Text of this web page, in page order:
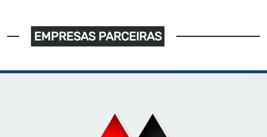
EMPRESAS PARCEIRAS